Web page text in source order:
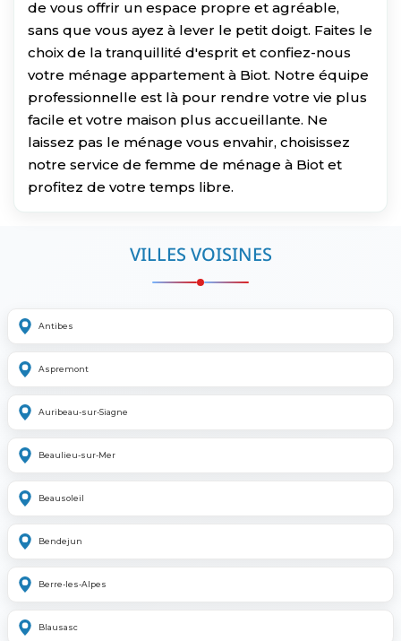
de vous offrir un espace propre et agréable,
sans que vous ayez à lever le petit doigt. Faites le
choix de la tranquillité d'esprit et confiez-nous
votre ménage appartement à Biot. Notre équipe
professionnelle est là pour rendre votre vie plus
facile et votre maison plus accueillante. Ne
laissez pas le ménage vous envahir, choisissez
notre service de femme de ménage à Biot et
profitez de votre temps libre.
VILLES VOISINES
Antibes
Aspremont
Auribeau-sur-Siagne
Beaulieu-sur-Mer
Beausoleil
Bendejun
Berre-les-Alpes
Blausasc